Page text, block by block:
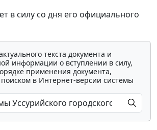
в силу со дня его официального
текста документа и
информации о вступлении в силу,
применения документа,
поиском в Интернет-версии системы